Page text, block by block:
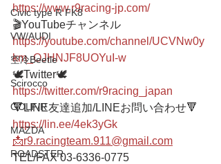
Civic type R FK8
VW/AUDI
空冷Beetle
Scirocco
GOLF/R
MAZDA
ROADSTER
https://www.r9racing-jp.com/
🎬YouTubeチャンネル
https://youtube.com/channel/UCVNw0y
km_OJHNJF8UOYuI-w
🕊Twitter🕊
https://twitter.com/r9racing_japan
🔻LINE友達追加/LINEお問い合わせ🔻
https://lin.ee/4ek3yGk
📩r9.racingteam.911@gmail.com
TEL/FAX 03-6336-0775